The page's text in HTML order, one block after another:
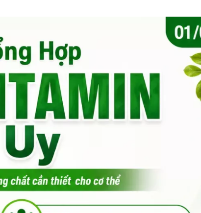
Hỗ Trợ Khách Hàng 24/7
Bảo Mật Thông Tin Khách Hàng
Nhiều Chương Trình Ưu Đãi
Phát Hiện Hàng Giả Đền 300%